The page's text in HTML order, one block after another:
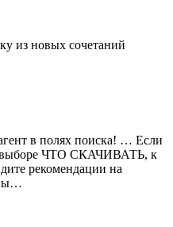
из новых сочетаний
в полях поиска! … Если
выборе ЧТО СКАЧИВАТЬ, к
рекомендации на